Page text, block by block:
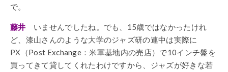
で。
藤井 いませんでしたね。でも、15歳ではなかったけれ
ど、漆山さんのような大学のジャズ研の連中は実際に
PX（Post Exchange：米軍基地内の売店）で10インチ盤を
買ってきて貸してくれたわけですから、ジャズが好きな若